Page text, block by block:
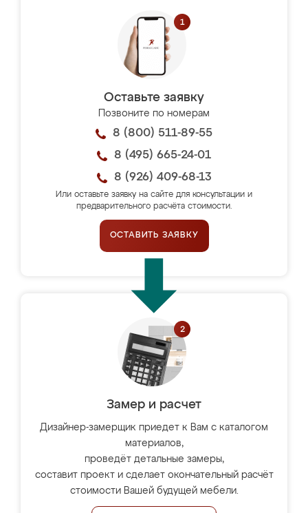
Оставьте заявку
Позвоните по номерам
8 (800) 511-89-55
8 (495) 665-24-01
8 (926) 409-68-13
Или оставьте заявку на сайте для консультации и
предварительного расчёта стоимости.
ОСТАВИТЬ ЗАЯВКУ
Замер и расчет
Дизайнер-замерщик приедет к Вам с каталогом
материалов,
проведёт детальные замеры,
составит проект и сделает окончательный расчёт
стоимости Вашей будущей мебели.